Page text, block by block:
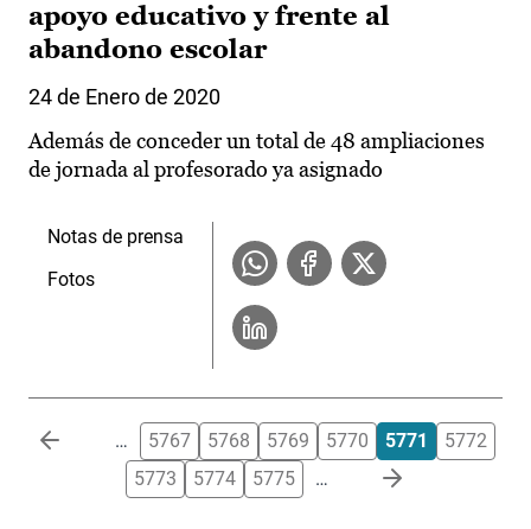
apoyo educativo y frente al
abandono escolar
24 de Enero de 2020
Además de conceder un total de 48 ampliaciones
de jornada al profesorado ya asignado
Notas de prensa
Fotos
Paginación … 5767 5768 5769 5770 5771
5772
5773
5774 5775 …